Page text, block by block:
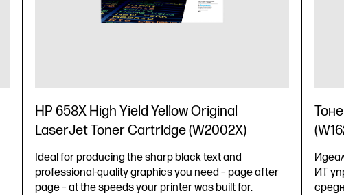
HP 658X High Yield Yellow Original
LaserJet Toner Cartridge (W2002X)
Ideal for producing the sharp black text and
professional-quality graphics you need – page after
page – at the speeds your printer was built for.
ИТ